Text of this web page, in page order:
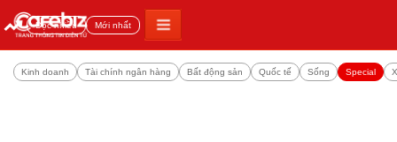
Đọc nhiều Mới nhất
Kinh doanh Tài chính ngân hàng Bất động sản Quốc tế Sống Special